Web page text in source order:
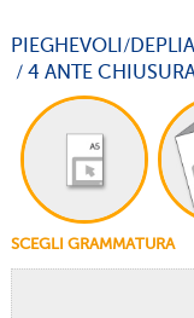
PIEGHEVOLI/
/ 4 ANTE
SCEGLI GRAMMATURA